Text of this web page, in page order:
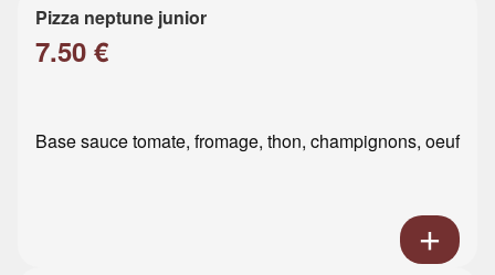
Pizza neptune junior
7.50 €
Base sauce tomate, fromage, thon, champignons, oeuf